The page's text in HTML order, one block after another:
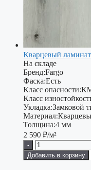
Кварцевый
На складе
Бренд:Fargo
Фаска:Есть
Класс опасности:
Класс
Укладка:Замковой
Материал:
Толщина:4 мм
2 590 ₽/м²
-
Добавить в корзину